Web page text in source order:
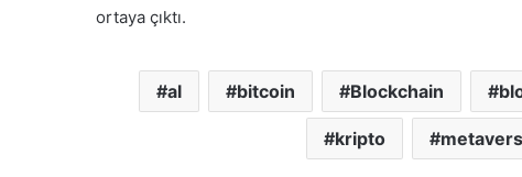
ortaya çıktı.
al bitcoin Blockchain
kripto